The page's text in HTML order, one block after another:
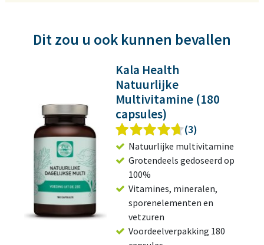
Dit zou u ook kunnen bevallen
Kala Health
Natuurlijke
Multivitamine (180
capsules)
(3)
Natuurlijke multivitamine
Grotendeels gedoseerd op
100%
Vitamines, mineralen,
sporenelementen en
vetzuren
Voordeelverpakking 180